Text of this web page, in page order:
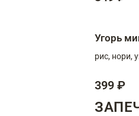
Угорь
рис, нори,
399 ₽